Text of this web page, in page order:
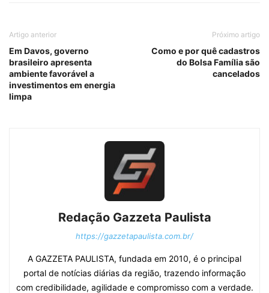
Artigo anterior
Em Davos, governo
brasileiro apresenta
ambiente favorável a
investimentos em energia
limpa
Próximo artigo
Como e por quê cadastros
do Bolsa Família são
cancelados
Redação Gazzeta Paulista
https://gazzetapaulista.com.br/
A GAZZETA PAULISTA, fundada em 2010, é o principal
portal de notícias diárias da região, trazendo informação
com credibilidade, agilidade e compromisso com a verdade.